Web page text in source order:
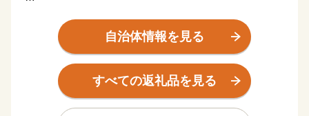
「寄附金受領証およびワンストップ特例申請」につい
て、以下の通りご連絡いたします。
■寄附金受領証明書について
自治体情報を見る
すべての返礼品を見る